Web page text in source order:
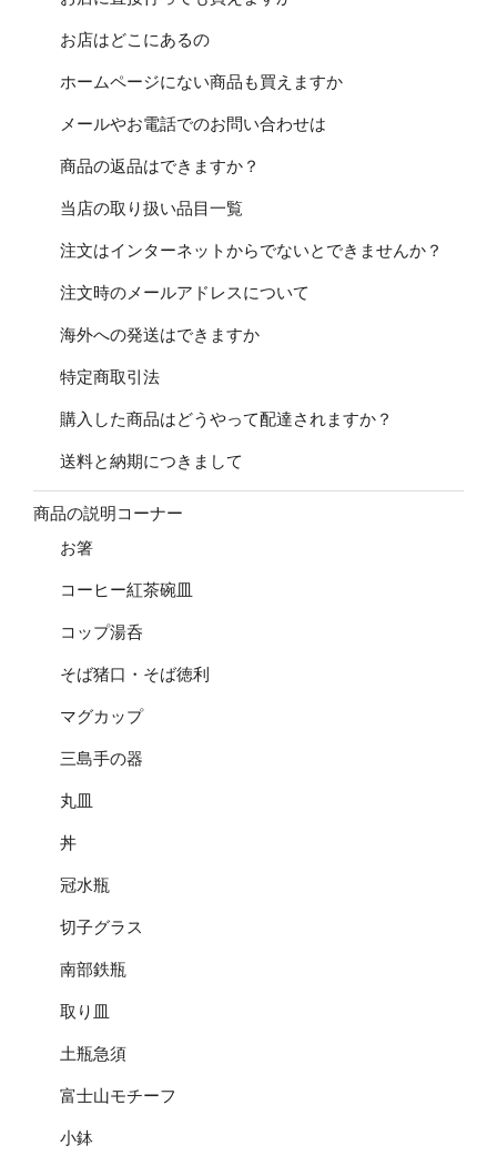
お店はどこにあるの
ホームページにない商品も買えますか
メールやお電話でのお問い合わせは
商品の返品はできますか？
当店の取り扱い品目一覧
注文はインターネットからでないとできませんか？
注文時のメールアドレスについて
海外への発送はできますか
特定商取引法
購入した商品はどうやって配達されますか？
送料と納期につきまして
商品の説明コーナー
お箸
コーヒー紅茶碗皿
コップ湯呑
そば猪口・そば徳利
マグカップ
三島手の器
丸皿
丼
冠水瓶
切子グラス
南部鉄瓶
取り皿
土瓶急須
富士山モチーフ
小鉢